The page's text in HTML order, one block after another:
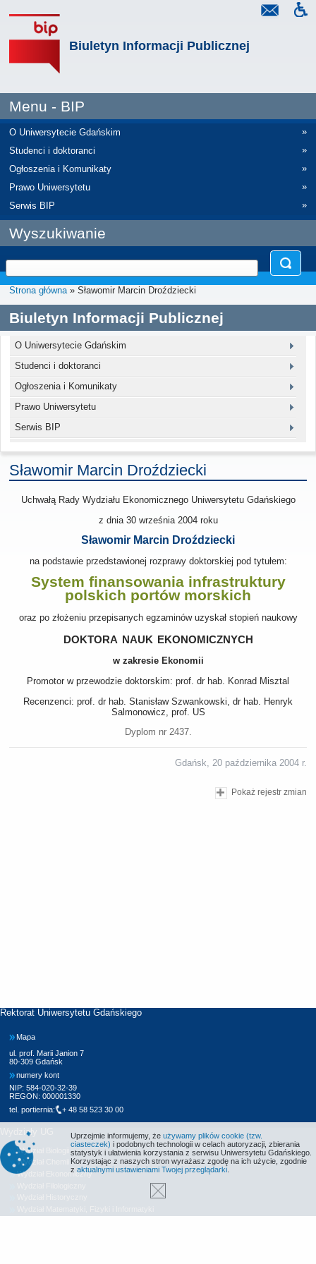
Biuletyn Informacji Publicznej
Menu - BIP
O Uniwersytecie Gdańskim
»
Studenci i doktoranci
»
Ogłoszenia i Komunikaty
»
Prawo Uniwersytetu
»
Serwis BIP
»
Wyszukiwanie
Strona główna» Sławomir Marcin Droździecki
Biuletyn Informacji Publicznej
O Uniwersytecie Gdańskim
Studenci i doktoranci
Ogłoszenia i Komunikaty
Prawo Uniwersytetu
Serwis BIP
Sławomir Marcin Droździecki
Uchwałą Rady Wydziału Ekonomicznego Uniwersytetu Gdańskiego
z dnia 30 września 2004roku
Sławomir Marcin Droździecki
na podstawie przedstawionej rozprawy doktorskiej pod tytułem:
System finansowania infrastruktury
polskich portów morskich
oraz po złożeniu przepisanych egzaminów uzyskał stopień naukowy
doktora nauk ekonomicznych
w zakresie Ekonomii
Promotor w przewodzie doktorskim: prof. dr hab. Konrad Misztal
Recenzenci: prof. dr hab. Stanisław Szwankowski, dr hab. Henryk
Salmonowicz, prof. US
Dyplom nr 2437.
Gdańsk, 20 października 2004 r.
Pokaż rejestr zmian
Rektorat Uniwersytetu Gdańskiego
Mapa
ul. prof. Marii Janion 7
80-309 Gdańsk
numery kont
NIP: 584-020-32-39
REGON: 000001330
tel. portiernia:
+ 48 58 523 30 00
Wydziały UG
Wydział Biologii
Wydział Chemii
Wydział Ekonomiczny
Uprzejmie informujemy, że używamy plików cookie (tzw.
ciasteczek) i podobnych technologii w celach autoryzacji, zbierania
statystyk i ułatwienia korzystania z serwisu Uniwersytetu Gdańskiego.
Korzystając z naszych stron wyrażasz zgodę na ich użycie, zgodnie
z aktualnymi ustawieniami Twojej przeglądarki